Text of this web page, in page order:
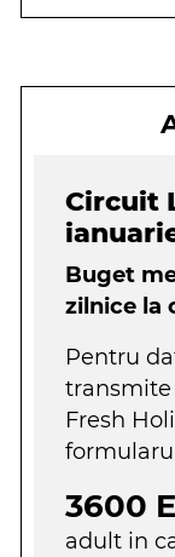
Circuit
Buget
zilnice la
Pentru
transmite
Fresh
3600
adult in